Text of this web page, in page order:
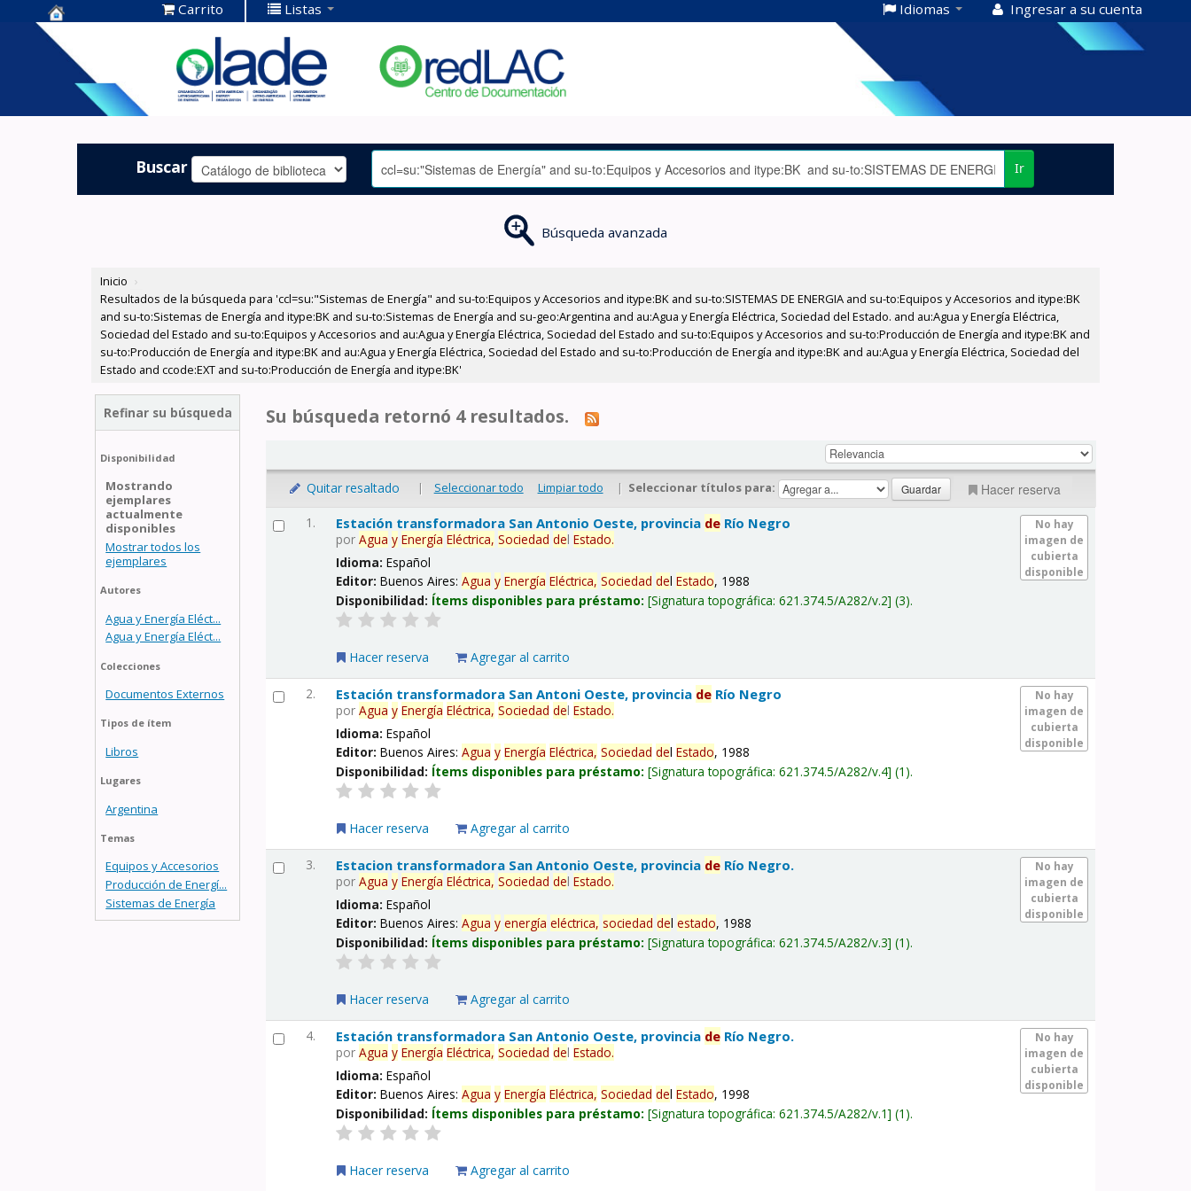
Centro de
Documentación
OLADE -
Carrito Listas Idiomas Ingresar a su cuenta
Buscar Ir
Búsqueda avanzada
Inicio ›
Resultados de la búsqueda para 'ccl=su:"Sistemas de Energía" and su-to:Equipos y Accesorios and itype:BK and su-to:SISTEMAS DE ENERGIA and su-to:Equipos y Accesorios and itype:BK
and su-to:Sistemas de Energía and itype:BK and su-to:Sistemas de Energía and su-geo:Argentina and au:Agua y Energía Eléctrica, Sociedad del Estado. and au:Agua y Energía Eléctrica,
Sociedad del Estado and su-to:Equipos y Accesorios and au:Agua y Energía Eléctrica, Sociedad del Estado and su-to:Equipos y Accesorios and su-to:Producción de Energía and itype:BK and
su-to:Producción de Energía and itype:BK and au:Agua y Energía Eléctrica, Sociedad del Estado and su-to:Producción de Energía and itype:BK and au:Agua y Energía Eléctrica, Sociedad del
Estado and ccode:EXT and su-to:Producción de Energía and itype:BK'
Refinar su búsqueda
Disponibilidad
Mostrando
ejemplares
actualmente
disponibles
Mostrar todos los
ejemplares
Autores
Agua y Energía Eléct...
Agua y Energía Eléct...
Colecciones
Documentos Externos
Tipos de ítem
Libros
Lugares
Argentina
Temas
Equipos y Accesorios
Producción de Energí...
Sistemas de Energía
Su búsqueda retornó 4 resultados.
Quitar resaltado | Seleccionar todo Limpiar todo | Seleccionar títulos para: Hacer reserva
1.
No hay
imagen de
cubierta
disponible
Estación transformadora San Antonio Oeste, provincia de Río Negro
porAgua y Energía Eléctrica, Sociedad delEstado.
Idioma:Español
Editor:Buenos Aires:Agua y Energía Eléctrica, Sociedad delEstado, 1988
Disponibilidad: Ítems disponibles para préstamo: Signatura topográfica:621.374.5/A282/v.2 (3).
Hacer reserva Agregar al carrito
2.
No hay
imagen de
cubierta
disponible
Estación transformadora San Antoni Oeste, provincia de Río Negro
porAgua y Energía Eléctrica, Sociedad delEstado.
Idioma:Español
Editor:Buenos Aires:Agua y Energía Eléctrica, Sociedad delEstado, 1988
Disponibilidad: Ítems disponibles para préstamo: Signatura topográfica:621.374.5/A282/v.4 (1).
Hacer reserva Agregar al carrito
3.
No hay
imagen de
cubierta
disponible
Estacion transformadora San Antonio Oeste, provincia de Río Negro.
porAgua y Energía Eléctrica, Sociedad delEstado.
Idioma:Español
Editor:Buenos Aires:Agua y energía eléctrica, sociedad delestado, 1988
Disponibilidad: Ítems disponibles para préstamo: Signatura topográfica:621.374.5/A282/v.3 (1).
Hacer reserva Agregar al carrito
4.
No hay
imagen de
cubierta
disponible
Estación transformadora San Antonio Oeste, provincia de Río Negro.
porAgua y Energía Eléctrica, Sociedad delEstado.
Idioma:Español
Editor:Buenos Aires:Agua y Energía Eléctrica, Sociedad delEstado, 1998
Disponibilidad: Ítems disponibles para préstamo: Signatura topográfica:621.374.5/A282/v.1 (1).
Hacer reserva Agregar al carrito